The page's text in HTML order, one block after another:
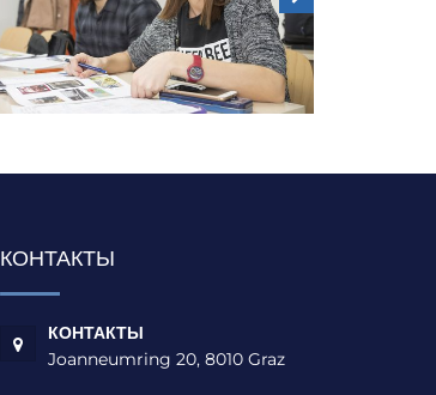
КОНТАКТЫ
КОНТАКТЫ
Joanneumring 20, 8010 Graz